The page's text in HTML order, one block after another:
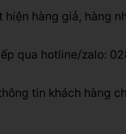
hiện hàng giả, hàng
qua hotline/zalo:
tin khách hàng